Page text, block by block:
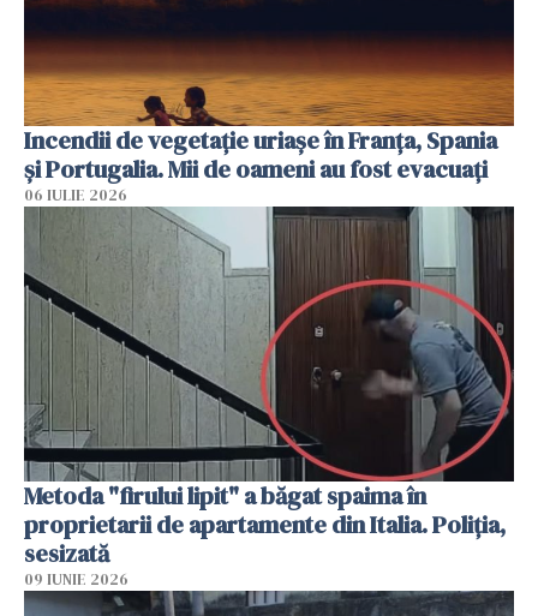
Incendii de vegetație uriașe în Franța, Spania
și Portugalia. Mii de oameni au fost evacuați
06 IULIE 2026
Metoda "firului lipit" a băgat spaima în
proprietarii de apartamente din Italia. Poliția,
sesizată
09 IUNIE 2026